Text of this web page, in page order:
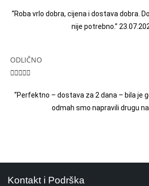
“Roba vrlo dobra, cijena i dostava dobra.
nije potrebno.”
ODLIČNO

“Perfektno – dostava za 2 dana – bila je
odmah smo napravili drugu
Kontakt i Podrška